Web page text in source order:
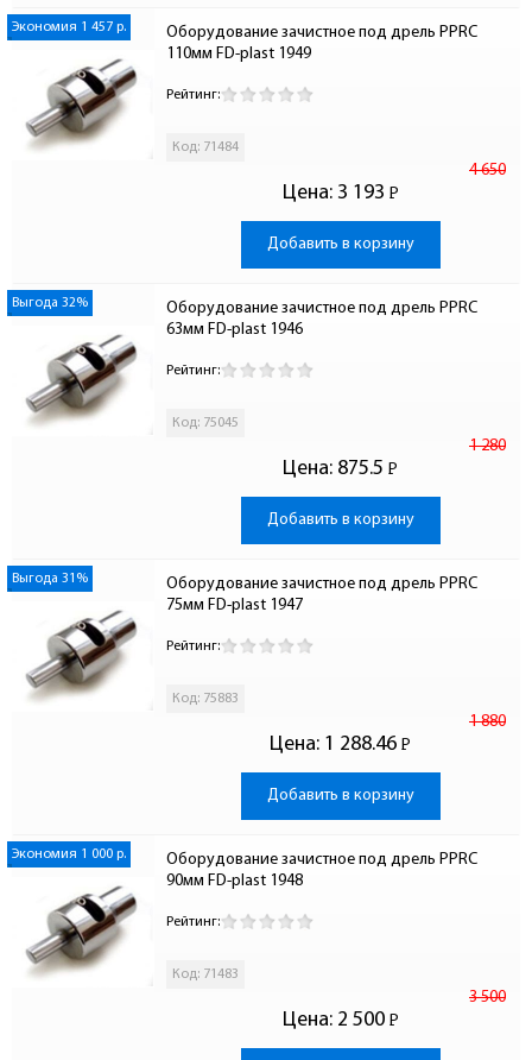
Экономия 1 457 р.
Оборудование зачистное под дрель PPRC
110мм FD-plast 1949
Рейтинг:
Код: 71484
Цена:
4 650
3 193 Р
-
Добавить в корзину
Выгода 32%
Оборудование зачистное под дрель PPRC
63мм FD-plast 1946
Рейтинг:
Код: 75045
Цена:
1 280
875.5 Р
-
Добавить в корзину
Выгода 31%
Оборудование зачистное под дрель PPRC
75мм FD-plast 1947
Рейтинг:
Код: 75883
Цена:
1 880
1 288.46 Р
-
Добавить в корзину
Экономия 1 000 р.
Оборудование зачистное под дрель PPRC
90мм FD-plast 1948
Рейтинг:
Код: 71483
Цена:
3 500
2 500 Р
-